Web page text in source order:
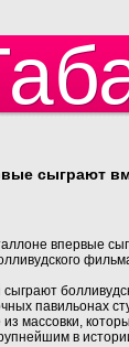
сыграют
впервые
сыграют
павильонах
массовки,
в